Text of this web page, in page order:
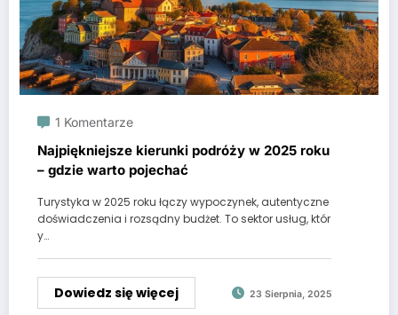
1 Komentarze
Najpiękniejsze kierunki podróży w 2025 roku
– gdzie warto pojechać
Turystyka w 2025 roku łączy wypoczynek, autentyczne
doświadczenia i rozsądny budżet. To sektor usług, któr
y…
Dowiedz się więcej 23 Sierpnia, 2025